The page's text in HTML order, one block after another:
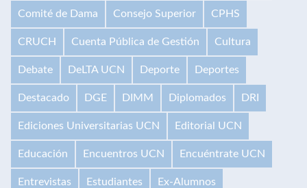
Comité de Dama Consejo Superior CPHS
CRUCH Cuenta Pública de Gestión Cultura
Debate DeLTA UCN Deporte Deportes
Destacado DGE DIMM Diplomados DRI
Ediciones Universitarias UCN Editorial UCN
Educación Encuentros UCN Encuéntrate UCN
Entrevistas Estudiantes Ex-Alumnos